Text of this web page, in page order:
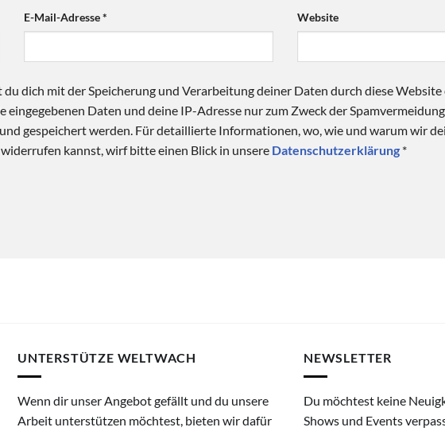
E-Mail-Adresse* Website
dich mit der Speicherung und Verarbeitung deiner Daten durch diese
Daten und deine IP-Adresse nur zum Zweck der
gespeichert werden. Für detaillierte Informationen, wo, wie und warum wir
kannst, wirf bitte einen Blick in unsere Datenschutzerklärung *
UNTERSTÜTZE WELTWACH
Wenn dir unser Angebot gefällt und du unsere
Arbeit unterstützen möchtest, bieten wir dafür
NEWSLETTER
Du möchtest keine
Shows und Events